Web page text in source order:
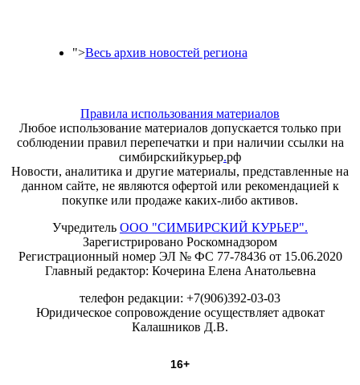
">Весь архив новостей региона
Правила использования материалов
Любое использование материалов допускается только при
соблюдении правил перепечатки и при наличии ссылки на
симбирскийкурьер.рф
Новости, аналитика и другие материалы, представленные на
данном сайте, не являются офертой или рекомендацией к
покупке или продаже каких-либо активов.
Учредитель ООО "СИМБИРСКИЙ КУРЬЕР".
Зарегистрировано Роскомнадзором
Регистрационный номер ЭЛ № ФС 77-78436 от 15.06.2020
Главный редактор: Кочерина Елена Анатольевна
телефон редакции: +7(906)392-03-03
Юридическое сопровождение осуществляет адвокат
Калашников Д.В.
16+